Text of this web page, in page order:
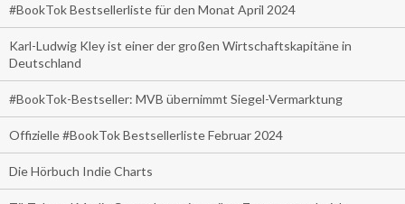
#BookTok Bestsellerliste für den Monat April 2024
Karl-Ludwig Kley ist einer der großen Wirtschaftskapitäne in
Deutschland
#BookTok-Bestseller: MVB übernimmt Siegel-Vermarktung
Offizielle #BookTok Bestsellerliste Februar 2024
Die Hörbuch Indie Charts